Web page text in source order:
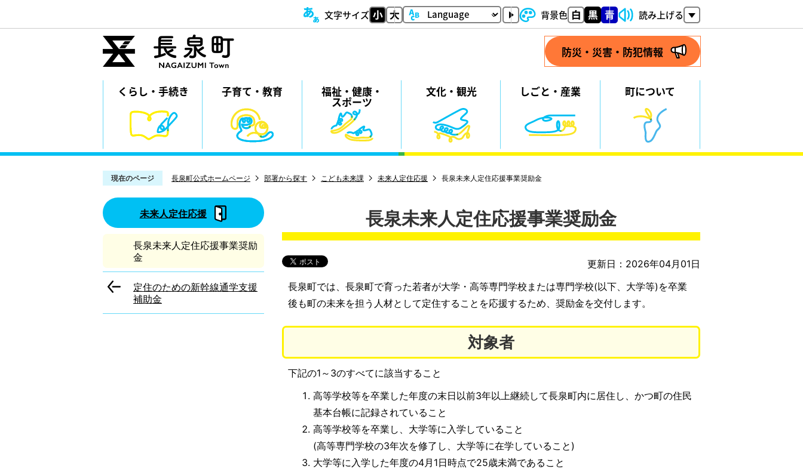
文字サイズ 背景色 読み上げる
防災・災害・防犯情報
くらし・ ⼿続き 子育て・教育 福祉・ 健康・
スポーツ
⽂化・ 観光 しごと・産業 町について
現在のページ 長泉町公式ホームページ 部署から探す こども未来課 未来人定住応援 長泉未来人定住応援事業奨励金
未来人定住応援
長泉未来人定住応援事業奨励
金
定住のための新幹線通学支援
補助金
長泉未来人定住応援事業奨励金
更新日：2026年04月01日
長泉町では、長泉町で育った若者が大学・高等専門学校または専門学校(以下、大学等)を卒業
後も町の未来を担う人材として定住することを応援するため、奨励金を交付します。
対象者
下記の1～3のすべてに該当すること
高等学校等を卒業した年度の末日以前3年以上継続して長泉町内に居住し、かつ町の住民
基本台帳に記録されていること
高等学校等を卒業し、大学等に入学していること
(高等専門学校の3年次を修了し、大学等に在学していること)
大学等に入学した年度の4月1日時点で25歳未満であること